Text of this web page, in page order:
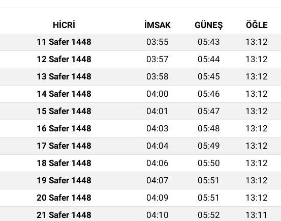
HİCRİ İMSAK GÜNEŞ ÖĞLE
11 Safer 1448 03:55 05:43 13:12
12 Safer 1448 03:57 05:44 13:12
13 Safer 1448 03:58 05:45 13:12
14 Safer 1448 04:00 05:46 13:12
15 Safer 1448 04:01 05:47 13:12
16 Safer 1448 04:03 05:48 13:12
17 Safer 1448 04:04 05:49 13:12
18 Safer 1448 04:06 05:50 13:12
19 Safer 1448 04:07 05:51 13:12
20 Safer 1448 04:09 05:51 13:12
21 Safer 1448 04:10 05:52 13:11